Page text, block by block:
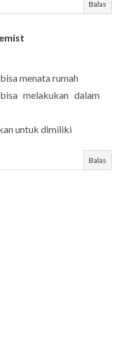
Balas
menata rumah
melakukan dalam
untuk dimiliki
Balas